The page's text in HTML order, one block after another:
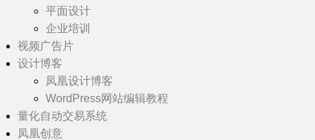
平面设计
企业培训
视频广告片
设计博客
凤凰设计博客
WordPress网站编辑教程
量化自动交易系统
凤凰创意